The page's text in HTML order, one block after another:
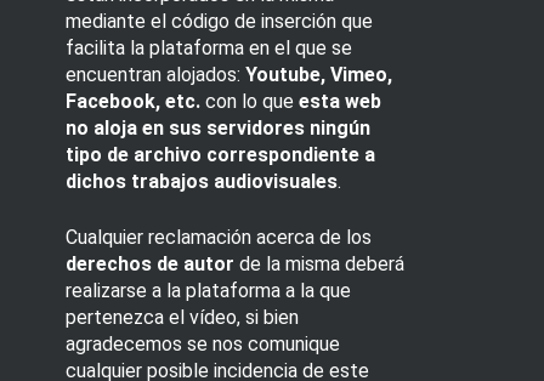
mediante el código de inserción que
facilita la plataforma en el que se
encuentran alojados: Youtube, Vimeo,
Facebook, etc. con lo que esta web
no aloja en sus servidores ningún
tipo de archivo correspondiente a
dichos trabajos audiovisuales.
Cualquier reclamación acerca de los
derechos de autor de la misma deberá
realizarse a la plataforma a la que
pertenezca el vídeo, si bien
agradecemos se nos comunique
cualquier posible incidencia de este